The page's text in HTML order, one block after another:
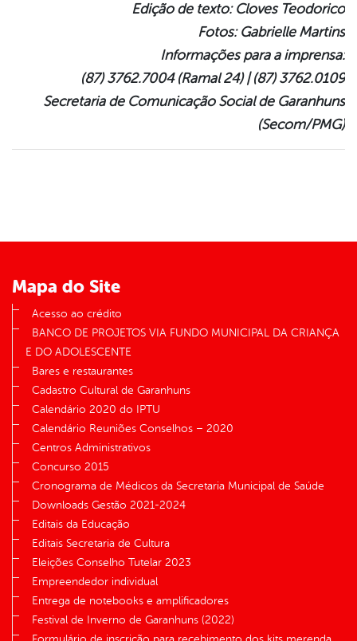
Edição de texto: Cloves Teodorico
Fotos: Gabrielle Martins
Informações para a imprensa:
(87) 3762.7004 (Ramal 24) | (87) 3762.0109
Secretaria de Comunicação Social de Garanhuns
(Secom/PMG)
Mapa do Site
Acesso ao crédito
BANCO DE PROJETOS VIA FUNDO MUNICIPAL DA CRIANÇA
E DO ADOLESCENTE
Bares e restaurantes
Cadastro Cultural de Garanhuns
Calendário 2020 do IPTU
Calendário Reuniões Conselhos – 2020
Centros Administrativos
Concurso 2015
Cronograma de Médicos da Secretaria Municipal de Saúde
Downloads Gestão 2021-2024
Editais da Educação
Editais Secretaria de Cultura
Eleições Conselho Tutelar 2023
Empreendedor individual
Entrega de notebooks e amplificadores
Festival de Inverno de Garanhuns (2022)